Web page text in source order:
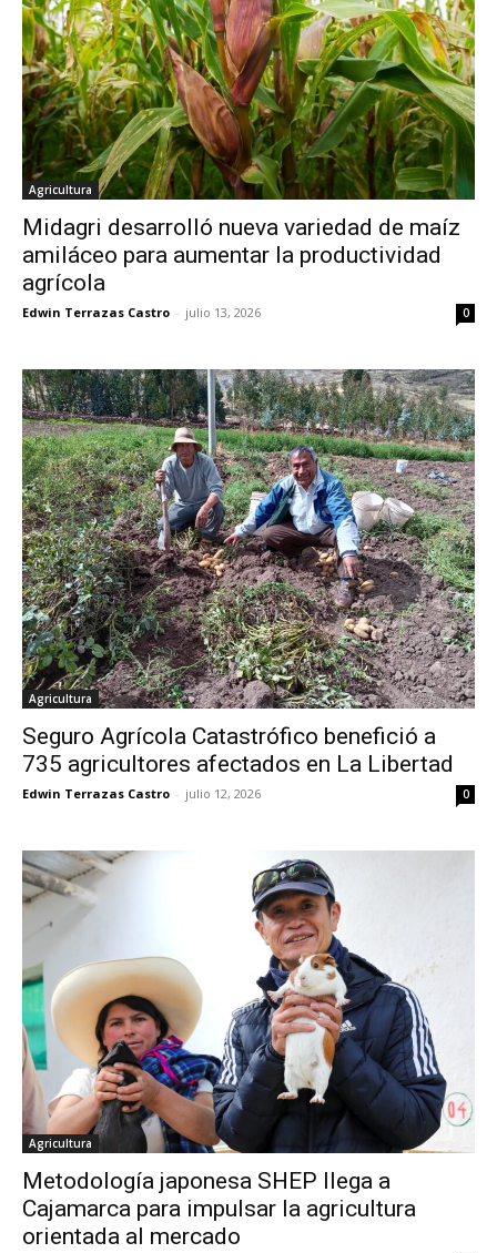
Agricultura
Midagri desarrolló nueva variedad de maíz
amiláceo para aumentar la productividad
agrícola
Edwin Terrazas Castro - julio 13, 2026 0
Agricultura
Seguro Agrícola Catastrófico benefició a
735 agricultores afectados en La Libertad
Edwin Terrazas Castro - julio 12, 2026 0
Agricultura
Metodología japonesa SHEP llega a
Cajamarca para impulsar la agricultura
orientada al mercado